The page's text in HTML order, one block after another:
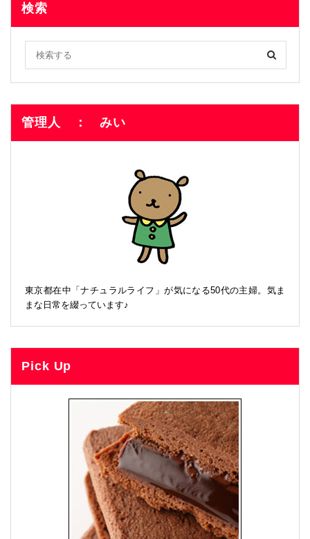
検索
管理人 ： みい
東京都在中「ナチュラルライフ」が気になる50代の主婦。気ま
まな日常を綴っています♪
Pick Up